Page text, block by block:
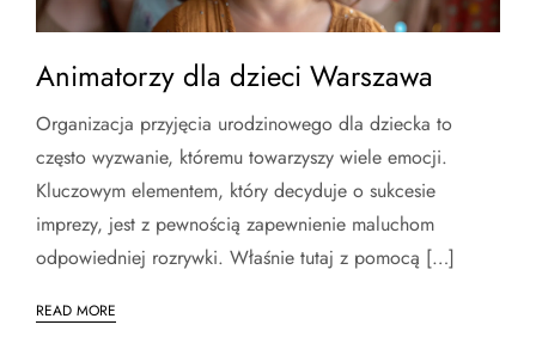
Animatorzy dla dzieci Warszawa
Organizacja przyjęcia urodzinowego dla dziecka to
często wyzwanie, któremu towarzyszy wiele emocji.
Kluczowym elementem, który decyduje o sukcesie
imprezy, jest z pewnością zapewnienie maluchom
odpowiedniej rozrywki. Właśnie tutaj z pomocą […]
READ MORE